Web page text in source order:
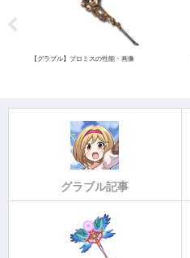
【グラブル】プロミスの性能・画像
グラブル記事